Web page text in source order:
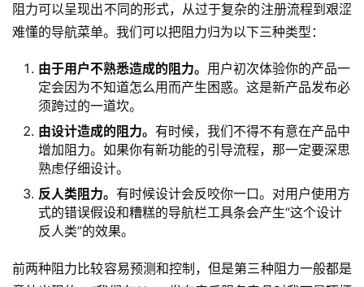
阻力可以呈现出不同的形式，从过于复杂的注册流程到艰涩
难懂的导航菜单。我们可以把阻力归为以下三种类型：
由于用户不熟悉造成的阻力。 用户初次体验你的产品一
定会因为不知道怎么用而产生困惑。这是新产品发布必
须跨过的一道坎。
由设计造成的阻力。 有时候，我们不得不有意在产品中
增加阻力。如果你有新功能的引导流程，那一定要深思
熟虑仔细设计。
反人类阻力。 有时候设计会反咬你一口。对用户使用方
式的错误假设和糟糕的导航栏工具条会产生“这个设计
反人类”的效果。
前两种阻力比较容易预测和控制，但是第三种阻力一般都是